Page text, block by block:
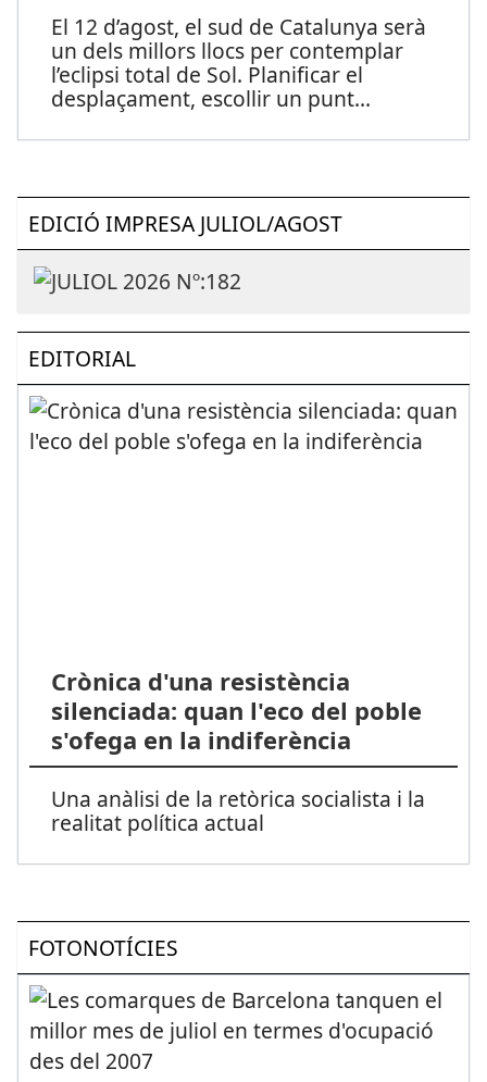
El 12 d’agost, el sud de Catalunya serà
un dels millors llocs per contemplar
l’eclipsi total de Sol. Planificar el
desplaçament, escollir un punt...
EDICIÓ IMPRESA JULIOL/AGOST
EDITORIAL
Crònica d'una resistència
silenciada: quan l'eco del poble
s'ofega en la indiferència
Una anàlisi de la retòrica socialista i la
realitat política actual
FOTONOTÍCIES